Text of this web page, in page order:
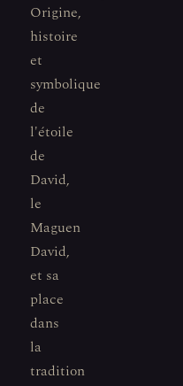
Origine,
histoire
et
symbolique
de
l'étoile
de
David,
le
Maguen
David,
et sa
place
dans
la
tradition